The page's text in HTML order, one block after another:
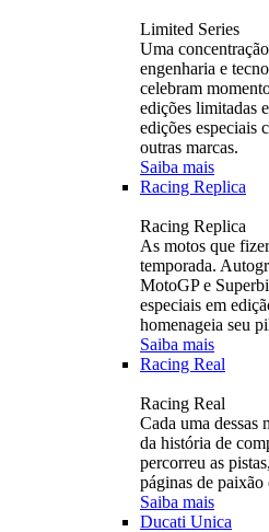
Limited Series
Uma
engenharia e
celebram
edições limitadas
edições especiais
outras marcas.
Saiba mais
Racing Replica
Racing Replica
As motos que
temporada.
MotoGP e
especiais em
homenageia seu
Saiba mais
Racing Real
Racing Real
Cada uma dessas
da história de
percorreu as
páginas de paixão
Saiba mais
Ducati Unica